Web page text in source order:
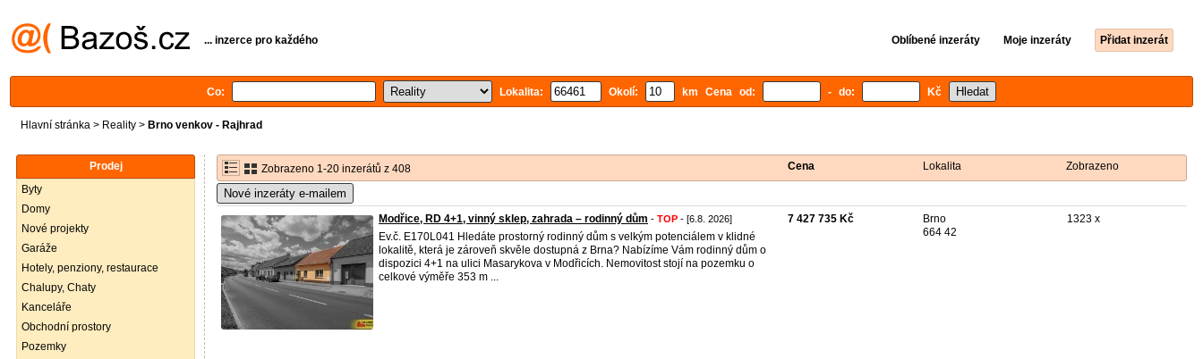
... inzerce pro každého Oblíbené inzeráty Moje inzeráty Přidat inzerát
Co: Lokalita: Okolí: km Cena od: - do: Kč
Hlavní stránka > Reality > Brno venkov - Rajhrad
Prodej
Byty
Domy
Nové projekty
Garáže
Hotely, penziony, restaurace
Chalupy, Chaty
Kanceláře
Obchodní prostory
Pozemky
Zobrazeno 1-20 inzerátů z 408 Cena Lokalita Zobrazeno
Nové inzeráty e-mailem
Modřice, RD 4+1, vinný sklep, zahrada – rodinný dům - TOP - [6.8. 2026]
Ev.č. E170L041 Hledáte prostorný rodinný dům s velkým potenciálem v klidné
lokalitě, která je zároveň skvěle dostupná z Brna? Nabízíme Vám rodinný dům o
dispozici 4+1 na ulici Masarykova v Modřicích. Nemovitost stojí na pozemku o
celkové výměře 353 m ...
7 427 735 Kč
Brno
664 42
1323 x